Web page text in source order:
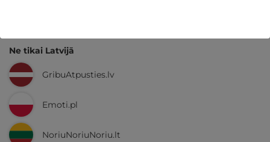
Ne tikai Latvijā
GribuAtpusties.lv
Emoti.pl
NoriuNoriuNoriu.lt